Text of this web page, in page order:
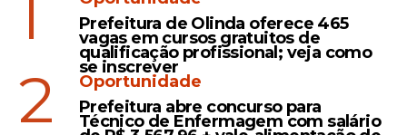
comercial com ANTÔNIO CAMILO,
tampouco tinha conhecimento sobre
fraudes no INSS ou outras ilegalidades",
afirmou a defesa ao STF.
1
Prefeitura de Olinda oferece 465
vagas em cursos gratuitos de
qualificação profissional; veja como
se inscrever
2
Oportunidade
Prefeitura abre concurso para
Técnico de Enfermagem com salário